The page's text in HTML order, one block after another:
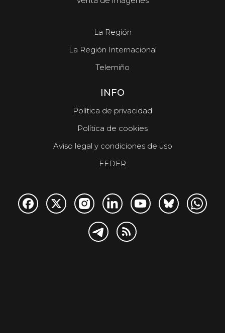
La Región
La Región Internacional
Telemiño
INFO
Política de privacidad
Política de cookies
Aviso legal y condiciones de uso
FEDER